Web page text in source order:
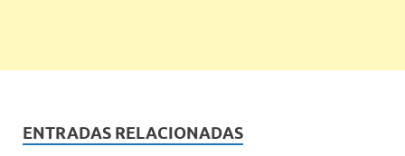
ENTRADAS RELACIONADAS